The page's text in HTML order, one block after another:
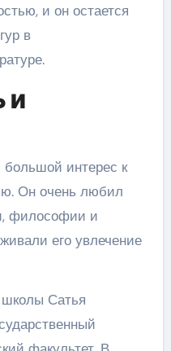
и он остается
в
и
большой интерес к
Он очень любил
философии и
его увлечение
школы Сатья